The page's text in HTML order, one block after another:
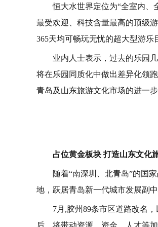
恒大水世界定位为“全室内、
最受欢迎、科技含量最高的顶级
365天均可畅玩无忧的超大型游乐
业内人士表示，过去的乐园
将在乐园同质化中做出差异化领
青岛及山东旅游文化市场的进一步
占位黄金板块 打造山东文化
随着“南深圳、北青岛”的国
地，跃居青岛新一代城市发展副中
7月,胶州89条市区道路改名
后，将带动资源、资金、人才等